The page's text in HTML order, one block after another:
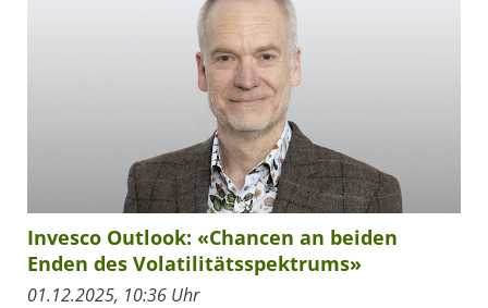
Invesco Outlook: «Chancen an beiden
Enden des Volatilitätsspektrums»
01.12.2025, 10:36 Uhr